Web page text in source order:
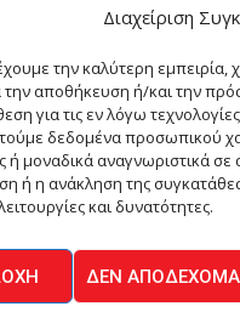
Διαχείριση
την καλύτερη εμπειρία,
την αποθήκευση ή/και την
για τις εν λόγω
δεδομένα προσωπικού
ή μοναδικά αναγνωριστικά σε
ή η ανάκληση της
και δυνατότητες.
ΔΕΝ
Θ ΚΑΙ ΣΙΑ ΜΟΝΟΠΡΟΣΩΠΗ ΙΚΕ